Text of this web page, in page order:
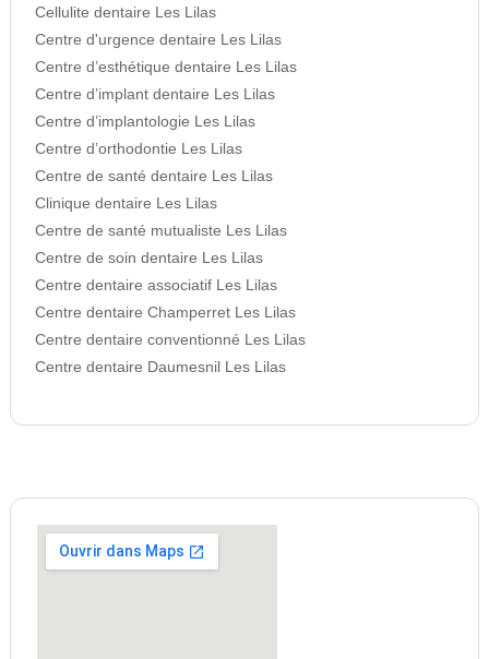
Cellulite dentaire Les Lilas
Centre d'urgence dentaire Les Lilas
Centre d’esthétique dentaire Les Lilas
Centre d’implant dentaire Les Lilas
Centre d’implantologie Les Lilas
Centre d’orthodontie Les Lilas
Centre de santé dentaire Les Lilas
Clinique dentaire Les Lilas
Centre de santé mutualiste Les Lilas
Centre de soin dentaire Les Lilas
Centre dentaire associatif Les Lilas
Centre dentaire Champerret Les Lilas
Centre dentaire conventionné Les Lilas
Centre dentaire Daumesnil Les Lilas